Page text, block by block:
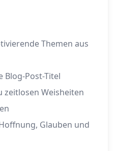
Themen aus
Blog-Post-Titel
zeitlosen Weisheiten
Glauben und